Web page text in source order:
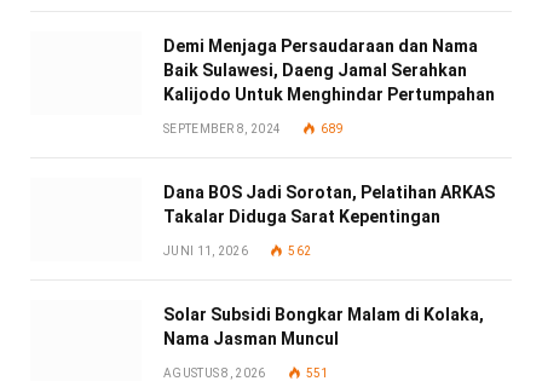
Demi Menjaga Persaudaraan dan Nama
Baik Sulawesi, Daeng Jamal Serahkan
Kalijodo Untuk Menghindar Pertumpahan
SEPTEMBER 8, 2024 689
Dana BOS Jadi Sorotan, Pelatihan ARKAS
Takalar Diduga Sarat Kepentingan
JUNI 11, 2026 562
Solar Subsidi Bongkar Malam di Kolaka,
Nama Jasman Muncul
AGUSTUS 8, 2026 551